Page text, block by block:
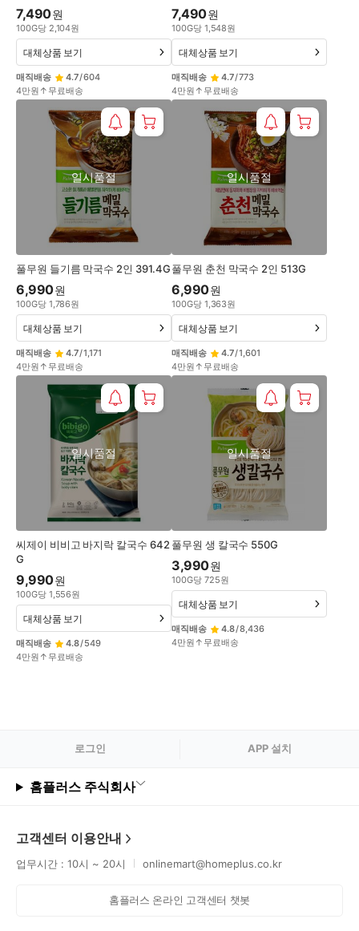
7,490원
100G당 2,104원
매직배송 4.7/604
4만원↑무료배송
대체상품 보기
7,490원
100G당 1,548원
매직배송 4.7/773
4만원↑무료배송
대체상품 보기
풀무원 들기름 막국수 2인 391.4G
일시품절
6,990원
100G당 1,786원
매직배송 4.7/1,171
4만원↑무료배송
대체상품 보기
풀무원 춘천 막국수 2인 513G
일시품절
6,990원
100G당 1,363원
매직배송 4.7/1,601
4만원↑무료배송
대체상품 보기
씨제이 비비고 바지락 칼국수 642
G
일시품절
9,990원
100G당 1,556원
매직배송 4.8/549
4만원↑무료배송
대체상품 보기
풀무원 생 칼국수 550G
일시품절
3,990원
100G당 725원
매직배송 4.8/8,436
4만원↑무료배송
대체상품 보기
로그인 APP 설치
홈플러스 주식회사
고객센터 이용안내
업무시간 : 10시 ~ 20시 onlinemart@homeplus.co.kr
홈플러스 온라인 고객센터 챗봇